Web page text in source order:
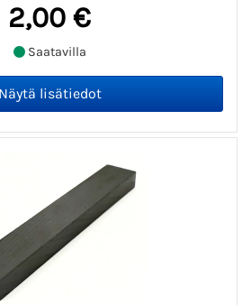
2,00 €
Saatavilla